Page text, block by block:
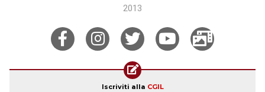
2013
Iscriviti alla CGIL